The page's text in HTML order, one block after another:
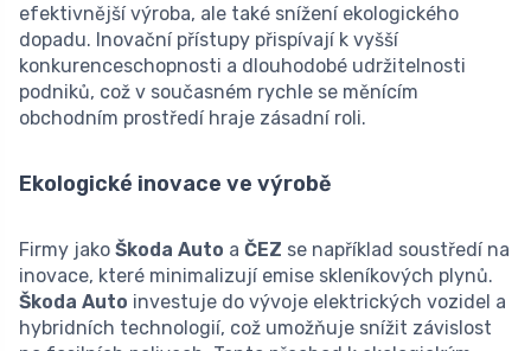
efektivnější výroba, ale také snížení ekologického
dopadu. Inovační přístupy přispívají k vyšší
konkurenceschopnosti a dlouhodobé udržitelnosti
podniků, což v současném rychle se měnícím
obchodním prostředí hraje zásadní roli.
Ekologické inovace ve výrobě
Firmy jako Škoda Auto a ČEZ se například soustředí na
inovace, které minimalizují emise skleníkových plynů.
Škoda Auto investuje do vývoje elektrických vozidel a
hybridních technologií, což umožňuje snížit závislost